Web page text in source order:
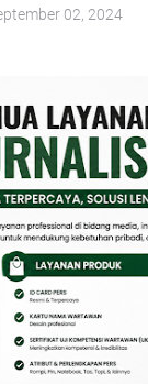
02, 2024